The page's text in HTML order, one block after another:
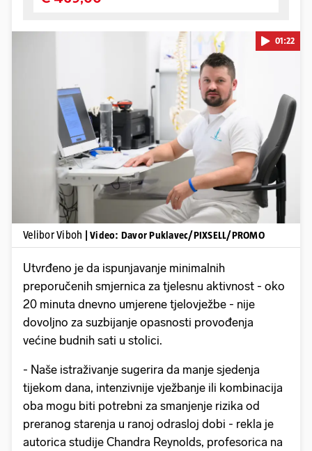
Pokretanje videa...
01:22
Velibor Viboh | Video: Davor Puklavec/PIXSELL/PROMO
Utvrđeno je da ispunjavanje minimalnih
preporučenih smjernica za tjelesnu aktivnost - oko
20 minuta dnevno umjerene tjelovježbe - nije
dovoljno za suzbijanje opasnosti provođenja
većine budnih sati u stolici.
- Naše istraživanje sugerira da manje sjedenja
tijekom dana, intenzivnije vježbanje ili kombinacija
oba mogu biti potrebni za smanjenje rizika od
preranog starenja u ranoj odrasloj dobi - rekla je
autorica studije Chandra Reynolds, profesorica na